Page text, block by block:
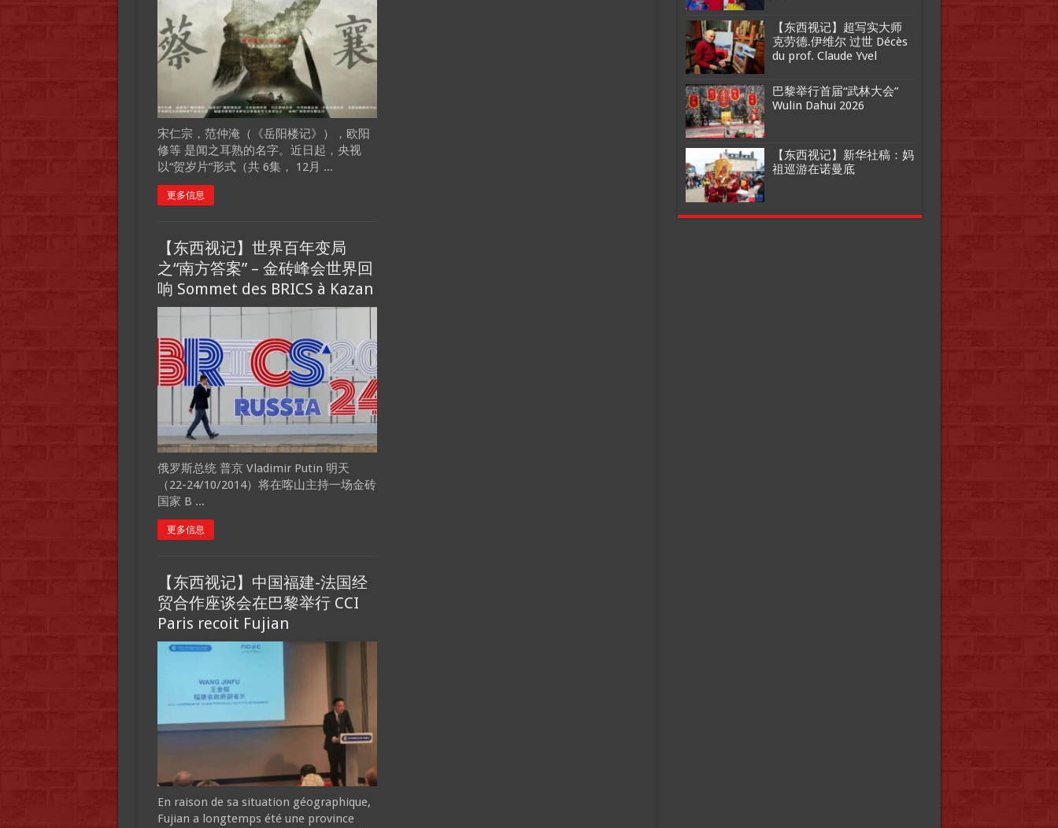
宋仁宗，范仲淹（《岳阳楼记》），欧阳
修等 是闻之耳熟的名字。近日起，央视
以“贺岁片”形式（共 6集， 12月 ...
更多信息
【东西视记】世界百年变局
之“南方答案” – 金砖峰会世界回
响 Sommet des BRICS à Kazan
俄罗斯总统 普京 Vladimir Putin 明天
（22-24/10/2014）将在喀山主持一场金砖
国家 B ...
更多信息
【东西视记】中国福建-法国经
贸合作座谈会在巴黎举行 CCI
Paris recoit Fujian
En raison de sa situation géographique,
Fujian a longtemps été une province
【东西视记】超写实大师
克劳德.伊维尔 过世 Décès
du prof. Claude Yvel
巴黎举行首届“武林大会”
Wulin Dahui 2026
【东西视记】新华社稿：妈
祖巡游在诺曼底